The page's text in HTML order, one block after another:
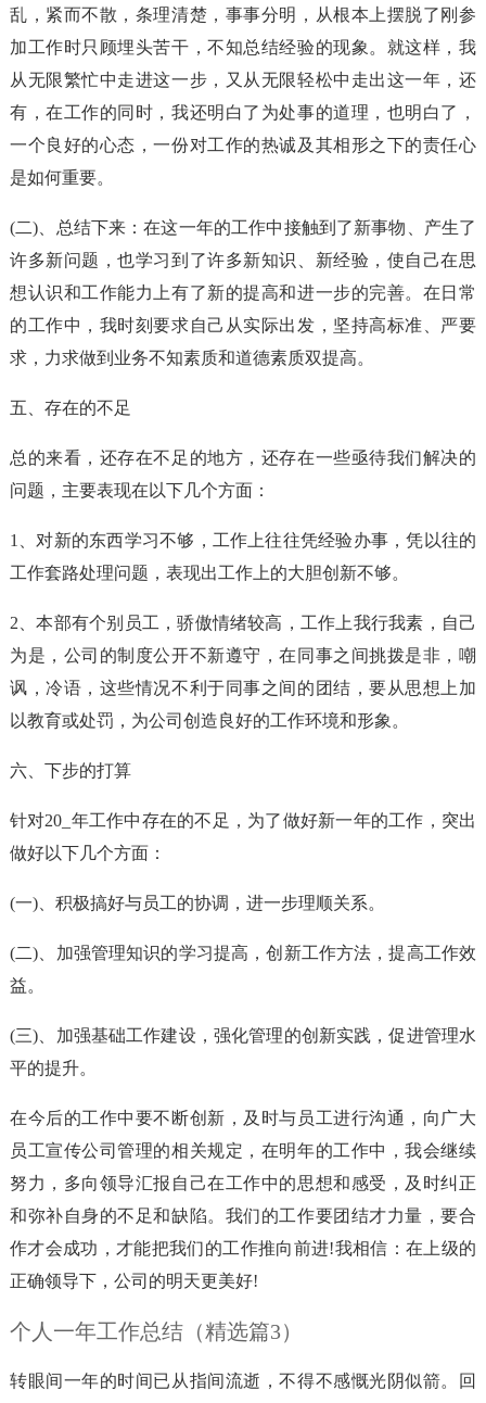
乱，紧而不散，条理清楚，事事分明，从根本上摆脱了刚参
加工作时只顾埋头苦干，不知总结经验的现象。就这样，我
从无限繁忙中走进这一步，又从无限轻松中走出这一年，还
有，在工作的同时，我还明白了为处事的道理，也明白了，
一个良好的心态，一份对工作的热诚及其相形之下的责任心
是如何重要。
(二)、总结下来：在这一年的工作中接触到了新事物、产生了
许多新问题，也学习到了许多新知识、新经验，使自己在思
想认识和工作能力上有了新的提高和进一步的完善。在日常
的工作中，我时刻要求自己从实际出发，坚持高标准、严要
求，力求做到业务不知素质和道德素质双提高。
五、存在的不足
总的来看，还存在不足的地方，还存在一些亟待我们解决的
问题，主要表现在以下几个方面：
1、对新的东西学习不够，工作上往往凭经验办事，凭以往的
工作套路处理问题，表现出工作上的大胆创新不够。
2、本部有个别员工，骄傲情绪较高，工作上我行我素，自己
为是，公司的制度公开不新遵守，在同事之间挑拨是非，嘲
讽，冷语，这些情况不利于同事之间的团结，要从思想上加
以教育或处罚，为公司创造良好的工作环境和形象。
六、下步的打算
针对20_年工作中存在的不足，为了做好新一年的工作，突出
做好以下几个方面：
(一)、积极搞好与员工的协调，进一步理顺关系。
(二)、加强管理知识的学习提高，创新工作方法，提高工作效
益。
(三)、加强基础工作建设，强化管理的创新实践，促进管理水
平的提升。
在今后的工作中要不断创新，及时与员工进行沟通，向广大
员工宣传公司管理的相关规定，在明年的工作中，我会继续
努力，多向领导汇报自己在工作中的思想和感受，及时纠正
和弥补自身的不足和缺陷。我们的工作要团结才力量，要合
作才会成功，才能把我们的工作推向前进!我相信：在上级的
正确领导下，公司的明天更美好!
个人一年工作总结（精选篇3）
转眼间一年的时间已从指间流逝，不得不感慨光阴似箭。回